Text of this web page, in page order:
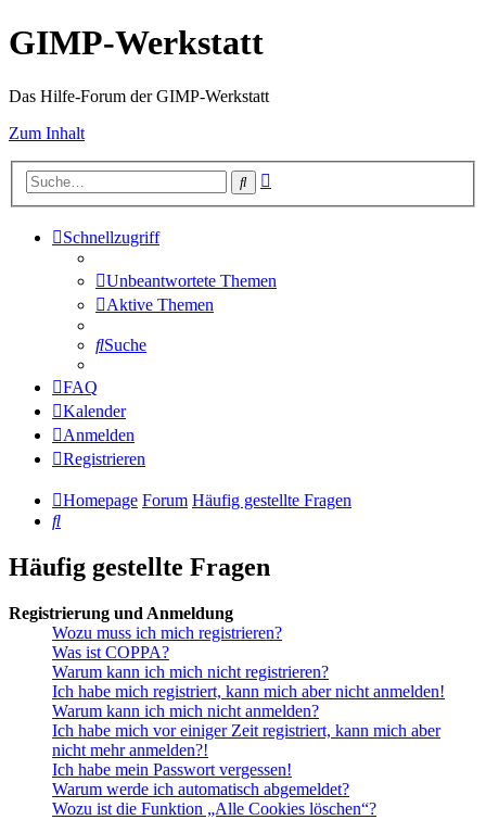
GIMP-Werkstatt
Das Hilfe-Forum der GIMP-Werkstatt
Zum Inhalt
Suche
Schnellzugriff
Unbeantwortete Themen
Aktive Themen
Suche
FAQ
Kalender
Anmelden
Registrieren
Homepage Forum Häufig gestellte Fragen
Suche
Häufig gestellte Fragen
Registrierung und Anmeldung
Wozu muss ich mich registrieren?
Was ist COPPA?
Warum kann ich mich nicht registrieren?
Ich habe mich registriert, kann mich aber nicht anmelden!
Warum kann ich mich nicht anmelden?
Ich habe mich vor einiger Zeit registriert, kann mich aber
nicht mehr anmelden?!
Ich habe mein Passwort vergessen!
Warum werde ich automatisch abgemeldet?
Wozu ist die Funktion „Alle Cookies löschen“?